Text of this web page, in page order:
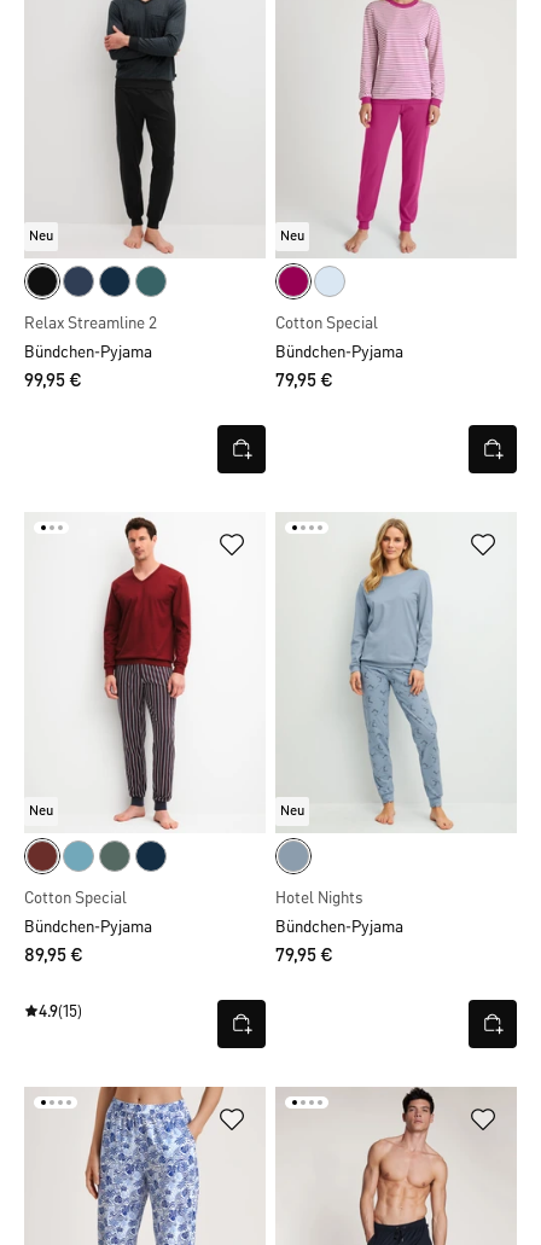
Neu
Relax Streamline 2
Bündchen-Pyjama
99,95 €
Neu
Cotton Special
Bündchen-Pyjama
79,95 €
Neu
Cotton Special
Bündchen-Pyjama
89,95 €
4.9(15)
Neu
Hotel Nights
Bündchen-Pyjama
79,95 €